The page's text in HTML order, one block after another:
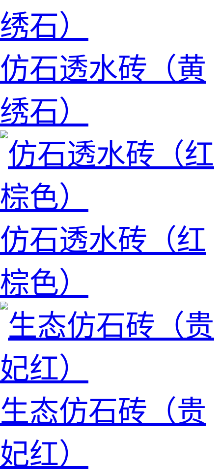
仿石透水砖（黄
绣石）
仿石透水砖（红
棕色）
生态仿石砖（贵
妃红）